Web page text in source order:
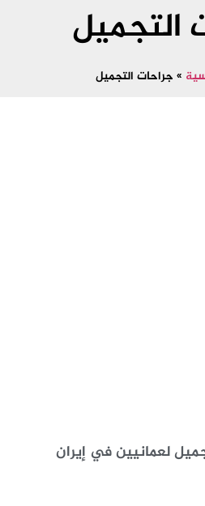
التجميل
» جراحات التجميل
لعمانيين في إيران